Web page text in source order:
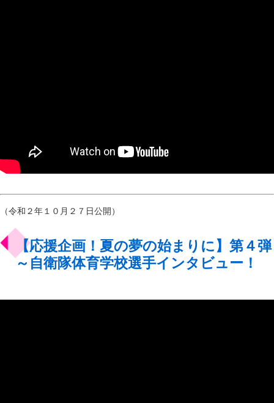
（令和２年１０月２７日公開）
【応援企画！夏の夢の始まりに】第４弾
～自衛隊体育学校選手インタビュー！